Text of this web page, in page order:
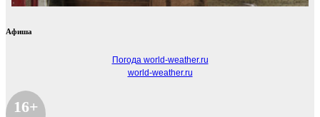
Афиша
Погода world-weather.ru
world-weather.ru
16+